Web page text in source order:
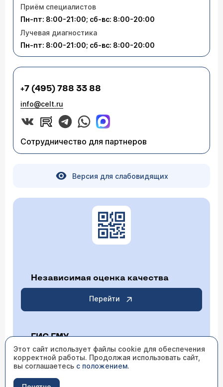
Приём специалистов
Пн-пт: 8:00-21:00; сб-вс: 8:00-20:00
Лучевая диагностика
Пн-пт: 8:00-21:00; сб-вс: 8:00-20:00
+7 (495) 788 33 88
info@celt.ru
Сотрудничество для партнеров
Версия для слабовидящих
Независимая оценка качества
Перейти
ГИС ГМУ
Перейти
Этот сайт использует файлы cookie для обеспечения
корректной работы. Продолжая использовать сайт,
вы соглашаетесь с положением.